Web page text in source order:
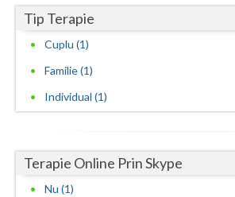
Tip Terapie
Cuplu (1)
Familie (1)
Individual (1)
Terapie Online Prin Skype
Nu (1)